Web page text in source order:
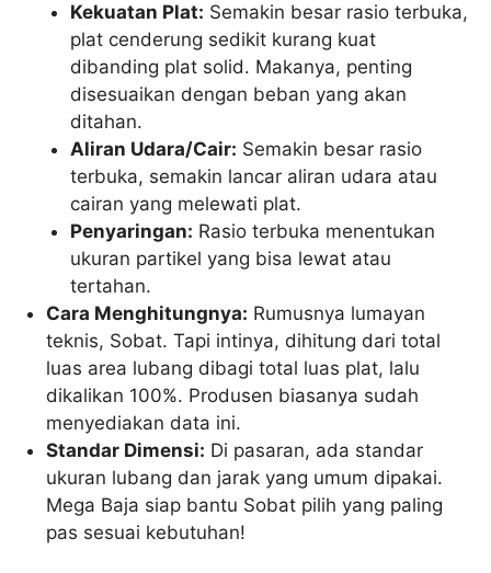
Kekuatan Plat: Semakin besar rasio terbuka,
plat cenderung sedikit kurang kuat
dibanding plat solid. Makanya, penting
disesuaikan dengan beban yang akan
ditahan.
Aliran Udara/Cair: Semakin besar rasio
terbuka, semakin lancar aliran udara atau
cairan yang melewati plat.
Penyaringan: Rasio terbuka menentukan
ukuran partikel yang bisa lewat atau
tertahan.
Cara Menghitungnya: Rumusnya lumayan
teknis, Sobat. Tapi intinya, dihitung dari total
luas area lubang dibagi total luas plat, lalu
dikalikan 100%. Produsen biasanya sudah
menyediakan data ini.
Standar Dimensi: Di pasaran, ada standar
ukuran lubang dan jarak yang umum dipakai.
Mega Baja siap bantu Sobat pilih yang paling
pas sesuai kebutuhan!